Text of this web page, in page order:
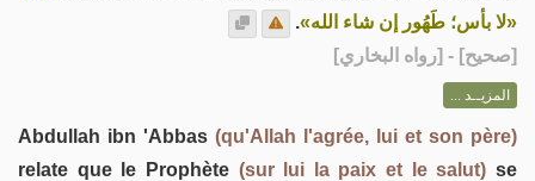
«لا بأس؛ طَهُور إن شاء الله».
[صحيح] - [رواه البخاري]
المزيــد ...
Abdullah ibn 'Abbas (qu'Allah l'agrée, lui et son père)
relate que le Prophète (sur lui la paix et le salut) se